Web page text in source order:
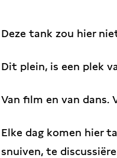
Deze tank zou hier
Dit plein, is een plek
Van film en van dans.
Elke dag komen hier
snuiven, te